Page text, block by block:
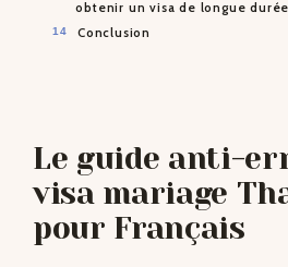
obtenir un visa de longue
Conclusion
Le guide anti-
visa mariage
pour Français